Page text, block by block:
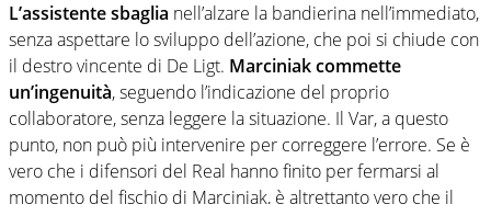
L’assistente sbaglia nell’alzare la bandierina nell’immediato,
senza aspettare lo sviluppo dell’azione, che poi si chiude con
il destro vincente di De Ligt. Marciniak commette
un’ingenuità, seguendo l’indicazione del proprio
collaboratore, senza leggere la situazione. Il Var, a questo
punto, non può più intervenire per correggere l’errore. Se è
vero che i difensori del Real hanno finito per fermarsi al
momento del fischio di Marciniak, è altrettanto vero che il